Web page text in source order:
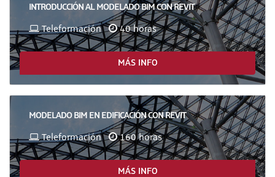
INTRODUCCIÓN AL MODELADO BIM CON REVIT
Teleformación 40 horas
MÁS INFO
MODELADO BIM EN EDIFICACIÓN CON REVIT
Teleformación 160 horas
MÁS INFO